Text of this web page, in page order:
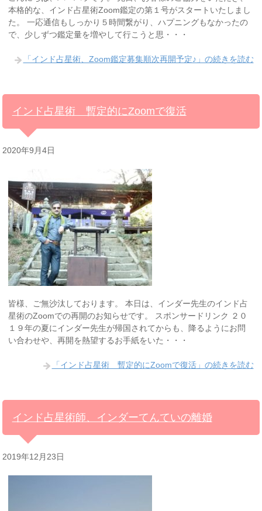
本格的な、インド占星術Zoom鑑定の第１号がスタートいたしまし
た。 一応通信もしっかり５時間繋がり、ハプニングもなかったの
で、少しずつ鑑定量を増やして行こうと思・・・
「インド占星術、Zoom鑑定募集順次再開予定♪」の続きを読む
インド占星術 暫定的にZoomで復活
2020年9月4日
皆様、ご無沙汰しております。 本日は、インダー先生のインド占
星術のZoomでの再開のお知らせです。 スポンサードリンク ２０
１９年の夏にインダー先生が帰国されてからも、降るようにお問
い合わせや、再開を熱望するお手紙をいた・・・
「インド占星術 暫定的にZoomで復活」の続きを読む
インド占星術師、インダーてんていの離婚
2019年12月23日